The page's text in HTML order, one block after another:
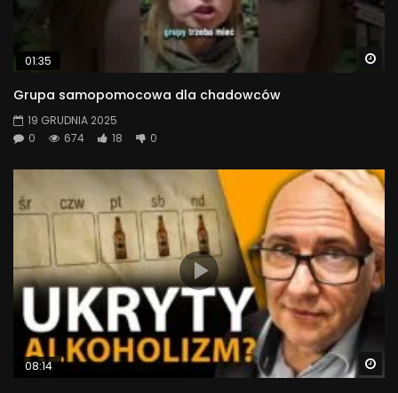
01:35
Grupa samopomocowa dla chadowców
19 GRUDNIA 2025
0
674 18 0
08:14